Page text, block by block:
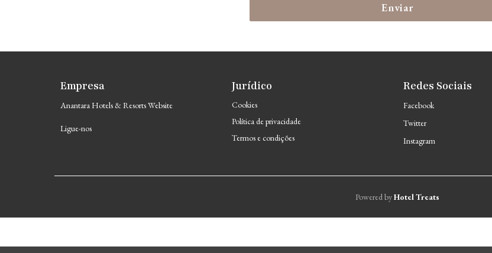
Enviar
Empresa
Anantara Hotels & Resorts Website
Ligue-nos
Jurídico
Cookies
Política de privacidade
Termos e condições
Redes Sociais
Facebook
Twitter
Instagram
Powered byHotel Treats